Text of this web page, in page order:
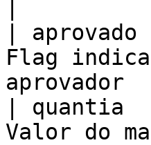
|
Flag
aprovador  |
|
Valor do